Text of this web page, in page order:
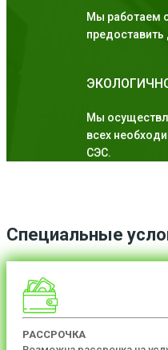
Мы работаем
Мы
всех
СЭС.
Специальные
РАССРОЧКА